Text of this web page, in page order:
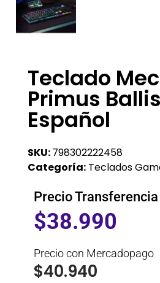
Teclado
Primus
Español
SKU:798302222458
Categoría: Teclados
Precio Transferencia
$38.990
Precio con Mercadopago
$40.940